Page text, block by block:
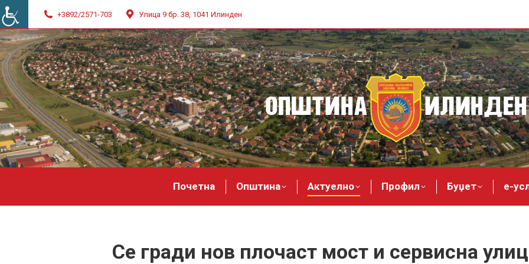
+3892/2571-703 Улица 9 бр. 38, 1041 Илинден
Почетна Општина Актуелно Профил Буџет е-
Се гради нов плочаст мост и сервисна